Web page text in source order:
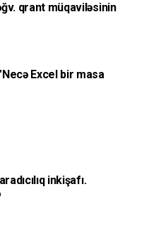
qrant müqaviləsinin
Excel bir masa
inkişafı.